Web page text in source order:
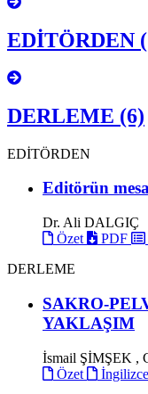
EDİTÖRDEN
DERLEME (6)
EDİTÖRDEN
Editörün
Dr. Ali DALGIÇ
Özet
PDF
DERLEME
SAKRO-
YAKLAŞIM
İsmail ŞİMŞEK ,
Özet